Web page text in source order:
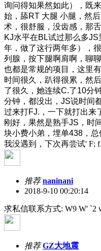
询问得知果然如此），既
始，舔RT 大腿 小腿，然
术，很舒服，没齿感，那
KJ水平在BL试过那么多
年，做了这行两年多），
列腺，按下腿啊肩啊，聊
也都是常规的项目，这里
时间很久，趴得很累，然
了很久，她连续C.了10分
分钟，都没出，JS说时间
过来打FJ.，一下就打出来
刚好，果然是熟手JS，时
块小费小弟，埋单438，
我没遇到，下次再尝试' F;
推荐naninani
2018-9-10 00:20:14
求私信联系方式: W9 W' `2
推荐GZ大地震